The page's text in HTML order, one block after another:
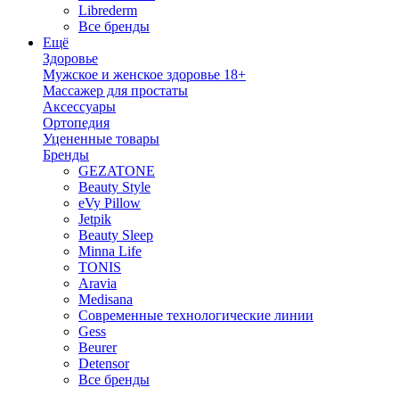
Librederm
Все бренды
Ещё
Здоровье
Мужское и женское здоровье 18+
Массажер для простаты
Аксессуары
Ортопедия
Уцененные товары
Бренды
GEZATONE
Beauty Style
eVy Pillow
Jetpik
Beauty Sleep
Minna Life
TONIS
Aravia
Medisana
Современные технологические линии
Gess
Beurer
Detensor
Все бренды